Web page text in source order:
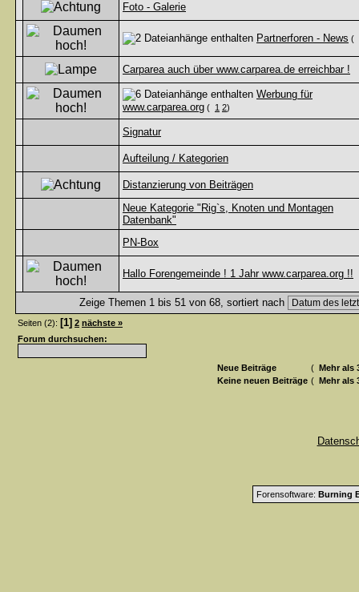
Foto - Galerie
Partnerforen - News (
Carparea auch über www.carparea.de erreichbar !
Werbung für
www.carparea.org ( 1 2)
Signatur
Aufteilung / Kategorien
Distanzierung von Beiträgen
Neue Kategorie "Rig`s, Knoten und Montagen
Datenbank"
PN-Box
Hallo Forengemeinde ! 1 Jahr www.carparea.org !!
Zeige Themen 1 bis 51 von 68, sortiert nach
Seiten (2): [1] 2 nächste »
Forum durchsuchen:
Neue Beiträge ( Mehr als
Keine neuen Beiträge ( Mehr als
Forensoftware: Burning